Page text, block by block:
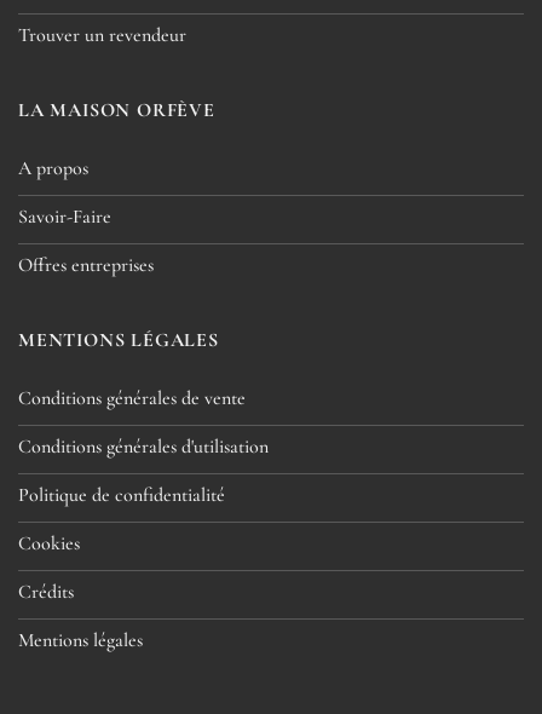
Trouver un revendeur
LA MAISON ORFÈVE
A propos
Savoir-Faire
Offres entreprises
MENTIONS LÉGALES
Conditions générales de vente
Conditions générales d'utilisation
Politique de confidentialité
Cookies
Crédits
Mentions légales